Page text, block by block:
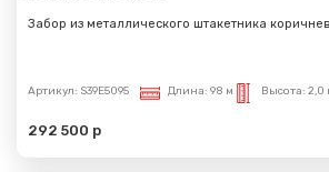
Забор из металлического штакетника
Артикул: S39E5095 Длина: 98 м Высота: 2,0
292 500 р